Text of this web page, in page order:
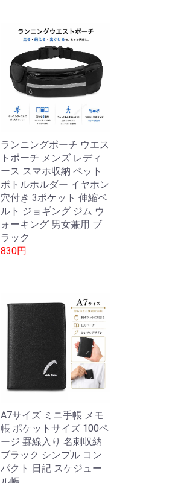
ランニングポーチ ウエス
トポーチ メンズ レディ
ース スマホ収納 ペット
ボトルホルダー イヤホン
穴付き 3ポケット 伸縮ベ
ルト ジョギング ジム ウ
ォーキング 男女兼用 ブ
ラック
830円
A7サイズ ミニ手帳 メモ
帳 ポケットサイズ 100ペ
ージ 罫線入り 名刺収納
ブラック シンプル コン
パクト 日記 スケジュー